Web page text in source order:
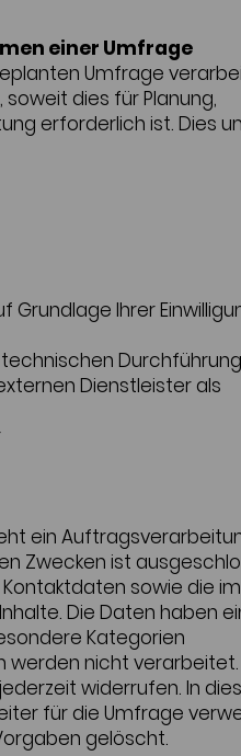
einer Umfrage
Umfrage
dies für Planung,
erforderlich ist. Dies
Grundlage Ihrer
Dienstleister als
ein
Zwecken ist
sowie die
Die Daten haben
Kategorien
werden nicht verarbeitet.
widerrufen. In
für die Umfrage
gelöscht.